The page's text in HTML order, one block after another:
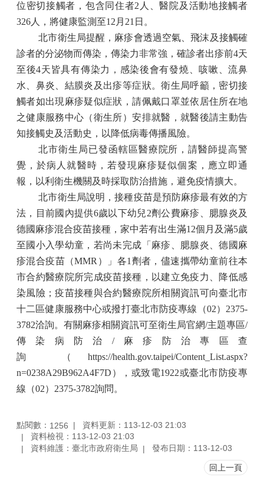
位密切接觸者，包含同住者2 人、醫院及活動地接觸者
326 人，將健康監測至12 月 21 日。
北市衛生局提醒，麻疹會透過空氣、飛沫及接觸確
診者的分泌物而傳染，傳染力非常強，確診者出疹前4天
至後4天皆具有傳染力，感染後會有發燒、咳嗽、流鼻
水、鼻炎、結膜炎及出疹等症狀。衛生局呼籲，密切接
觸者如出現麻疹疑似症狀，請佩戴口罩並依居住所在地
之健康服務中心（衛生所）安排就醫，就醫後請主動告
知接觸史及活動史，以降低病毒傳播風險。
北市衛生局已發函轄區醫療院所，請醫師提高警
覺，於病人就醫時，若發現麻疹疑似個案，應立即通
報，以利衛生機關及時採取防治措施，避免疫情擴大。
北市衛生局說明，接種疫苗是預防麻疹最有效的方
法，目前國內提供6歲以下幼兒2劑公費麻疹、腮腺炎及
德國麻疹混合疫苗接種，家中若有出生滿12個月及滿5歲
至國小入學幼童，若尚未完成「麻疹、腮腺炎、德國麻
疹混合疫苗（MMR ）」各1 劑者，儘速攜帶幼童前往本
市合約醫療院所完成疫苗接種，以建立免疫力、降低感
染風險；疫苗接種與合約醫療院所相關資訊可向臺北市
十二區健康服務中心或撥打臺北市防疫專線（02） 2375-
3782洽詢。有關麻疹相關資訊可至衛生局官網/主題專區/
傳染病防治 /麻疹防治專區查
詢
（https://health.gov.taipei/Content_List.aspx?
n=0238A29B962A4F7D ），或致電1922或臺北市防疫專
線（02） 2375-3782詢問。
點閱數： 1256
資料更新：113-12-03 21:03
資料檢視：113-12-03 21:03
資料維護：臺北市政府衛生局
發布日期：113-12-03
回上一頁